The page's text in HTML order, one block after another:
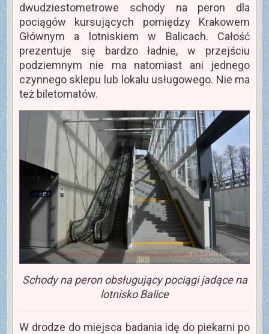
dwudziestometrowe schody na peron dla
pociągów kursujących pomiędzy Krakowem
Głównym a lotniskiem w Balicach. Całość
prezentuje się bardzo ładnie, w przejściu
podziemnym nie ma natomiast ani jednego
czynnego sklepu lub lokalu usługowego. Nie ma
też biletomatów.
Schody na peron obsługujący pociągi jadące na
lotnisko Balice
W drodze do miejsca badania idę do piekarni po